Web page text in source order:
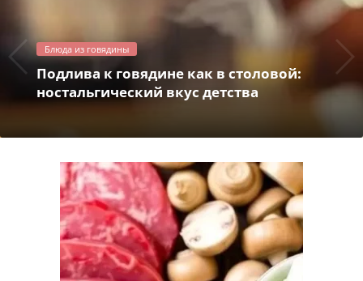
Блюда из говядины
Подлива к говядине как в столовой:
ностальгический вкус детства